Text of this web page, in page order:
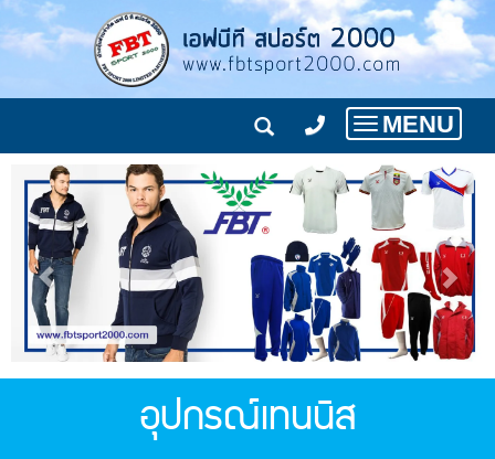
Toggle
navigation
MENU
อุปกรณ์เทนนิส